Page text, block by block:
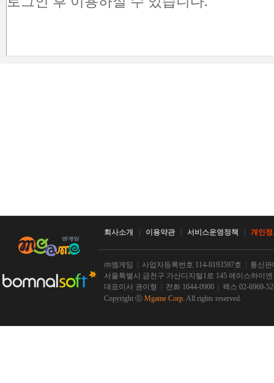
회사소개 이용약관 서비스운영정책 개인
㈜엠게임 사업자등록번호 114-8193597호
통신
서울특별시 금천구 가산디지털1로 145 에이스하이엔
대표이사 권이형
전화 1644-0900
팩스 02-6969-
Copyright ⓒ Mgame Corp. All rights reserved.